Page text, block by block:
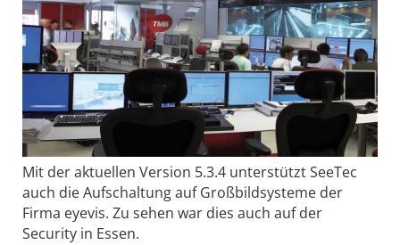
Mit der aktuellen Version 5.3.4 unterstützt SeeTec
auch die Aufschaltung auf Großbildsysteme der
Firma eyevis. Zu sehen war dies auch auf der
Security in Essen.